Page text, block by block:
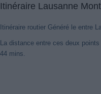
Itinéraire Lausanne
Itinéraire routier Généré le entre
La distance entre ces deux
44 mins.